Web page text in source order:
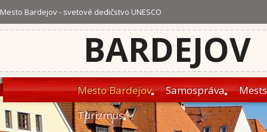
Mesto Bardejov - svetové dedičstvo UNESCO
BARDEJOV
Mesto Bardejov Samospráva
Turizmus